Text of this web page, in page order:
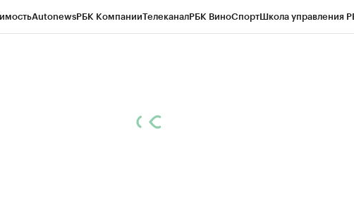
AutonewsРБК КомпанииТелеканалРБК ВиноСпортШкола управления